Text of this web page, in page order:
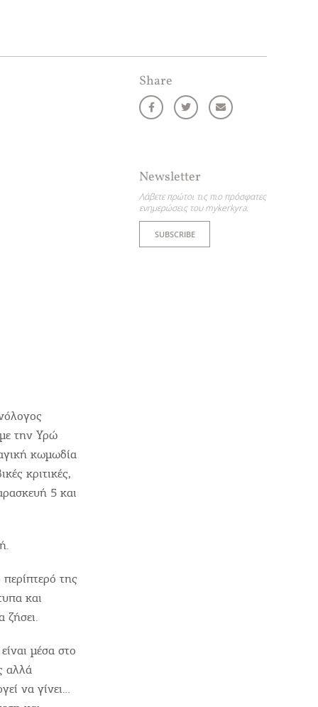
ενημερωμένοι
την Υρώ
κωμωδία
κριτικές,
5 και
της
και
ζήσει.
μέσα στο
αλλά
να γίνει…
Share
Newsletter
Λάβετε πρώτοι τις πιο πρόσφατες
ενημερώσεις του mykerkyra.
SUBSCRIBE